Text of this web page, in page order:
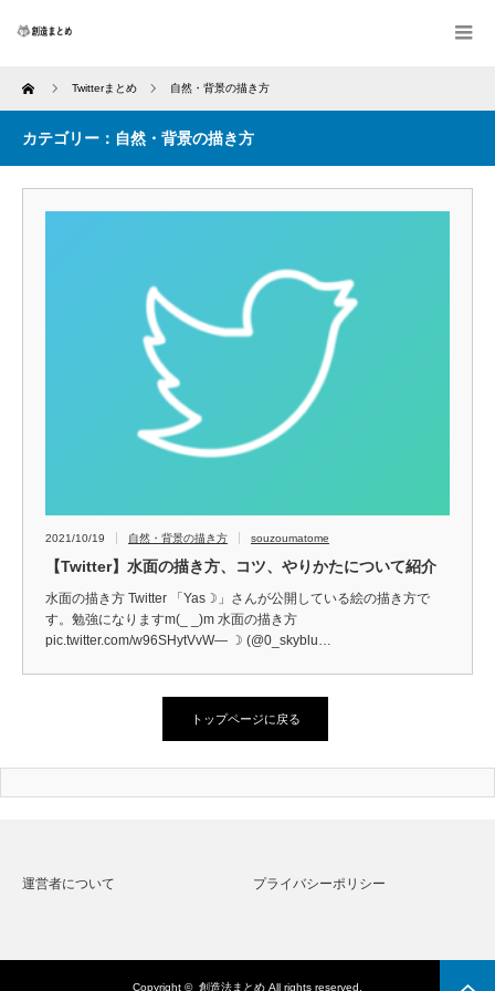
Home Twitterまとめ 自然・背景の描き方
カテゴリー：自然・背景の描き方
2021/10/19 自然・背景の描き方 souzoumatome
【Twitter】水面の描き方、コツ、やりかたについて紹介
水面の描き方 Twitter 「Yas☽」さんが公開している絵の描き方で
す。勉強になりますm(_ _)m 水面の描き方
pic.twitter.com/w96SHytVvW— ☽ (@0_skyblu…
トップページに戻る
運営者について プライバシーポリシー
Copyright © 創造法まとめ All rights reserved.